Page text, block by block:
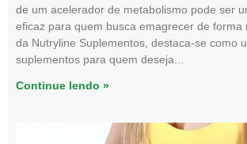
de um acelerador de metabolismo pode ser
eficaz para quem busca emagrecer de forma
da Nutryline Suplementos, destaca-se como
suplementos para quem deseja
Continue lendo »